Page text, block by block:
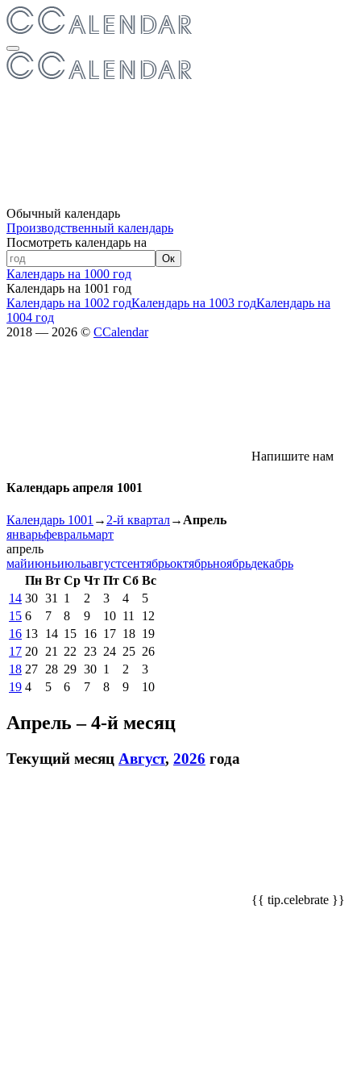
Обычный календарь
Производственный календарь
Посмотреть календарь на
Ок
Календарь на 1000 год
Календарь на 1001 год
Календарь на 1002 годКалендарь на 1003 годКалендарь на
1004 год
2018 — 2026 © CCalendar
Напишите нам
Календарь апреля 1001
Календарь 1001 → 2-й квартал→ Апрель
январьфевральмарт
апрель
майиюньиюльавгустсентябрьоктябрьноябрьдекабрь
Пн Вт Ср Чт Пт Сб Вс
14 30 31 1 2 3 4
5
15 6 7 8 9 10 11
12
16 13 14 15 16 17 18 19
17 20 21 22 23 24 25 26
18 27 28 29 30 1 2
3
19 4 5 6 7 8 9 10
Апрель – 4-й месяц
Текущий месяц Август, 2026 года
{{ tip.celebrate }}